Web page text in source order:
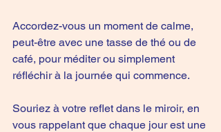
Accordez-vous un moment de calme,
peut-être avec une tasse de thé ou de
café, pour méditer ou simplement
réfléchir à la journée qui commence.
Souriez à votre reflet dans le miroir, en
vous rappelant que chaque jour est une